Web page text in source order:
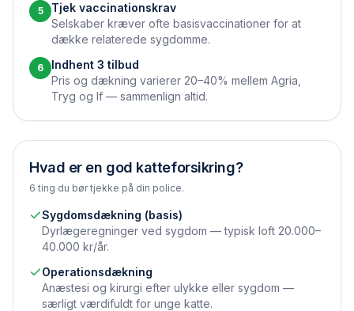
5
Tjek vaccinations­krav
Selskaber kræver ofte basis­vaccinationer for at
dække relaterede sygdomme.
6
Indhent 3 tilbud
Pris og dækning varierer 20–40% mellem Agria,
Tryg og If — sammenlign altid.
Hvad er en god katteforsikring?
6 ting du bør tjekke på din police.
Sygdomsdækning (basis)
Dyrlæge­regninger ved sygdom — typisk loft 20.000–
40.000 kr/år.
Operations­dækning
Anæstesi og kirurgi efter ulykke eller sygdom —
særligt værdifuldt for unge katte.